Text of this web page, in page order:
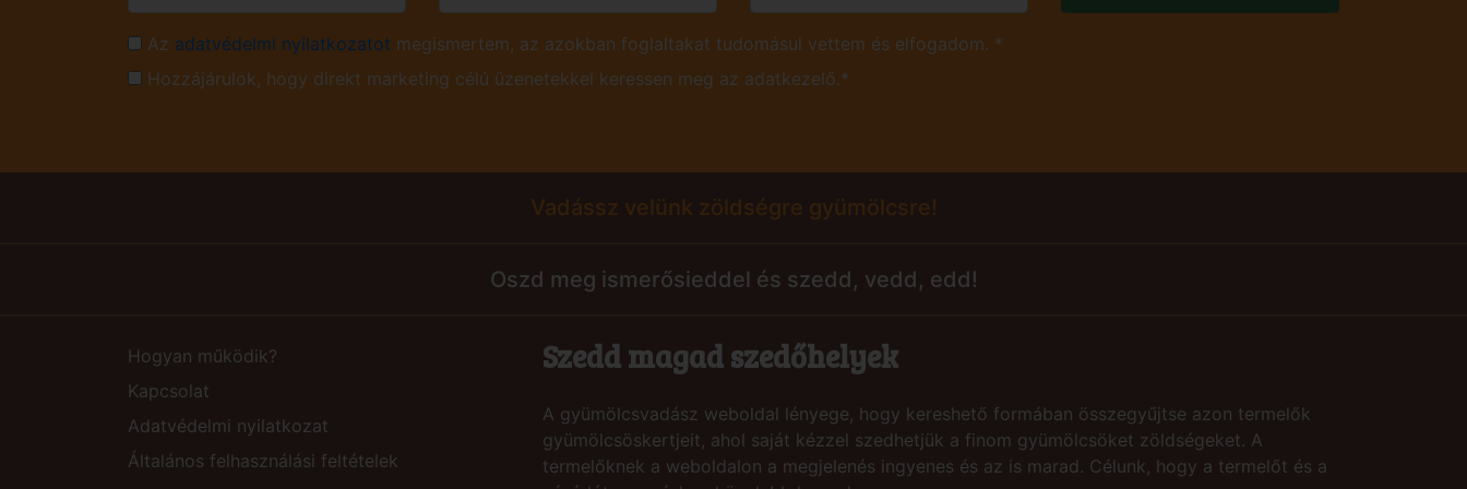
Az adatvédelmi nyilatkozatot megismertem, az azokban foglaltakat tudomásul vettem és elfogadom. *
Hozzájárulok, hogy direkt marketing célú üzenetekkel keressen meg az adatkezelő.*
Vadássz velünk zöldségre gyümölcsre!
Oszd meg ismerősieddel és szedd, vedd, edd!
Hogyan működik?
Kapcsolat
Adatvédelmi nyilatkozat
Általános felhasználási feltételek
Szedd magad szedőhelyek
A gyümölcsvadász weboldal lényege, hogy kereshető formában összegyűjtse azon termelők
gyümölcsöskertjeit, ahol saját kézzel szedhetjük a finom gyümölcsöket zöldségeket. A
termelőknek a weboldalon a megjelenés ingyenes és az is marad. Célunk, hogy a termelőt és a